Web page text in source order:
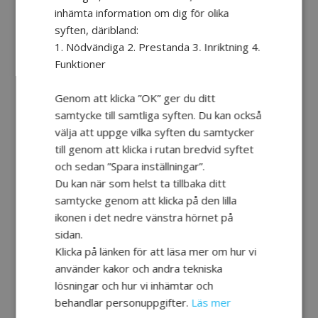
Effat Haraini
Man rehabtränar ju hemma i
vardagen hela tiden. Om man
lagar mat och när man går på
toaletten så tränar man. All rörelse
är rehabträning.
inhämta information om dig för olika
syften, däribland:
1. Nödvändiga 2. Prestanda 3. Inriktning 4.
Funktioner
Genom att klicka ”OK” ger du ditt
samtycke till samtliga syften. Du kan också
välja att uppge vilka syften du samtycker
till genom att klicka i rutan bredvid syftet
och sedan ”Spara inställningar”.
Du kan när som helst ta tillbaka ditt
samtycke genom att klicka på den lilla
ikonen i det nedre vänstra hörnet på
sidan.
Klicka på länken för att läsa mer om hur vi
använder kakor och andra tekniska
lösningar och hur vi inhämtar och
behandlar personuppgifter. Läs mer